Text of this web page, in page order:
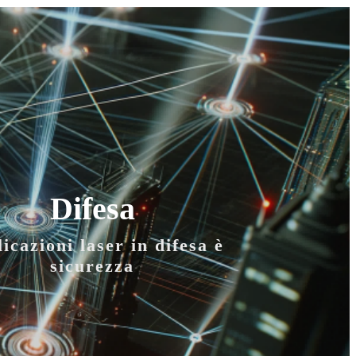
Difesa
laser in difesa è
sicurezza